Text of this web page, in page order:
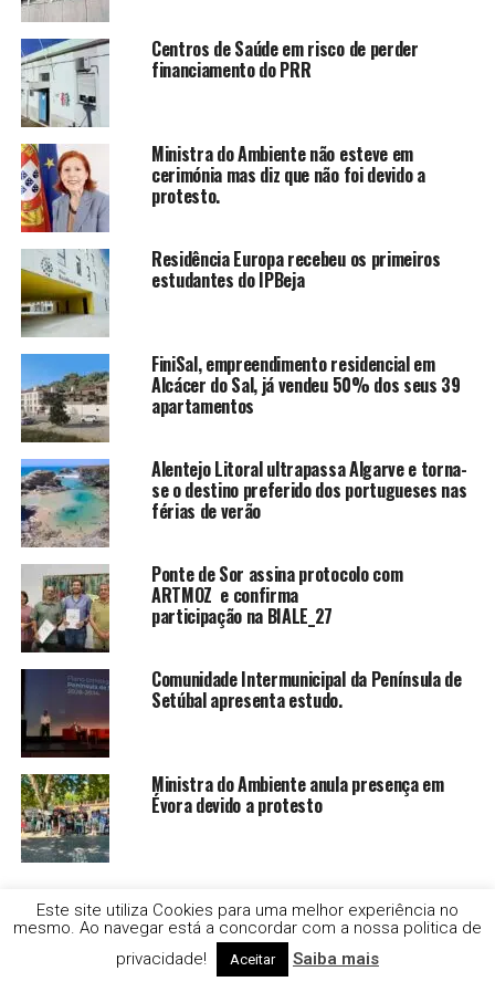
Centros de Saúde em risco de perder
financiamento do PRR
Ministra do Ambiente não esteve em
cerimónia mas diz que não foi devido a
protesto.
Residência Europa recebeu os primeiros
estudantes do IPBeja
FiniSal, empreendimento residencial em
Alcácer do Sal, já vendeu 50% dos seus 39
apartamentos
Alentejo Litoral ultrapassa Algarve e torna-
se o destino preferido dos portugueses nas
férias de verão
Ponte de Sor assina protocolo com
ARTMOZ e confirma
participação na BIALE_27
Comunidade Intermunicipal da Península de
Setúbal apresenta estudo.
Ministra do Ambiente anula presença em
Évora devido a protesto
CLIQUE PARA COMENTAR
Este site utiliza Cookies para uma melhor experiência no
mesmo. Ao navegar está a concordar com a nossa politica de
privacidade!
Aceitar Saiba mais